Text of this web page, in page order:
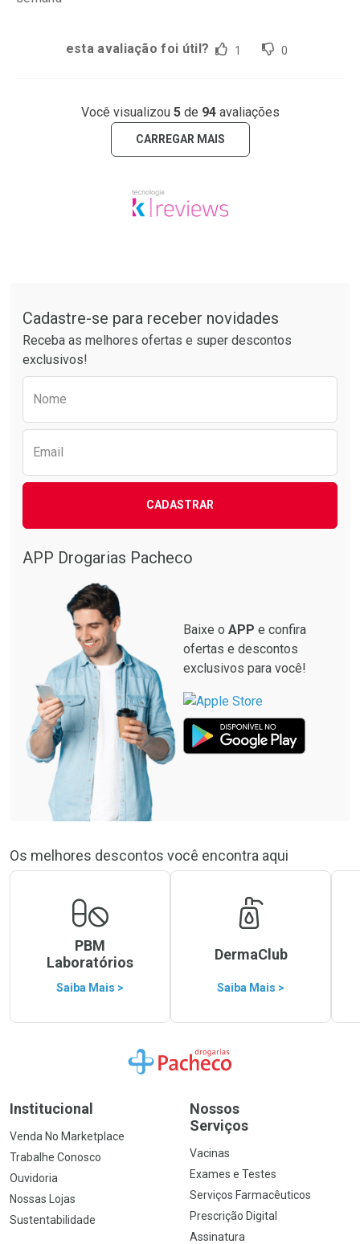
esta avaliação foi útil? 1 0
Você visualizou 5de 94avaliações
CARREGAR MAIS
Cadastre-se para receber novidades
Receba as melhores ofertas e super descontos
exclusivos!
Nome
Email
CADASTRAR
APP Drogarias Pacheco
Baixe o APP e confira
ofertas e descontos
exclusivos para você!
Os melhores descontos você encontra aqui
PBM
Laboratórios
Saiba Mais >
DermaClub
Saiba Mais >
Ir para a Home
Institucional
Venda No Marketplace
Trabalhe Conosco
Ouvidoria
Nossas Lojas
Sustentabilidade
Nossos
Serviços
Vacinas
Exames e Testes
Serviços Farmacêuticos
Prescrição Digital
Assinatura